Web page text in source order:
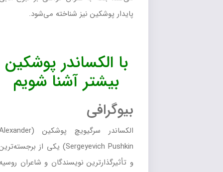
پایدار پوشکین نیز شناخته می‌شود.
با الکساندر پوشکین
بیشتر آشنا شویم
بیوگرافی
الکساندر سرگیویچ پوشکین (Alexander
Sergeyevich Pushkin) یکی از برجسته‌ترین
و تأثیرگذارترین نویسندگان و شاعران روسیه